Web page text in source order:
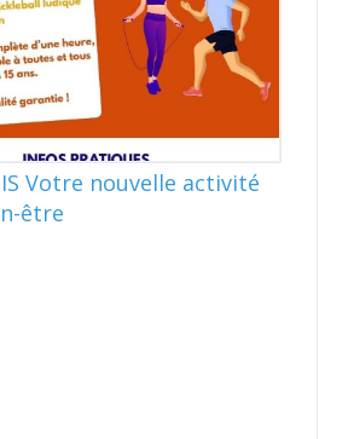
Votre nouvelle activité
être